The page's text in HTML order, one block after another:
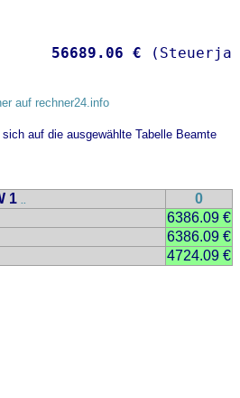
56689.06 €
auf rechner24.info
auf die ausgewählte Tabelle Beamte
1 ..
0
6386.09 €
6386.09 €
4724.09 €